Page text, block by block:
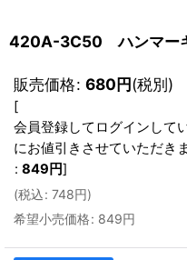
420A-3C50 ハンマー
販売価格: 680円(税別)
[
会員登録してログインして
にお値引きさせていただき
: 849 円]
(税込: 748円)
希望小売価格: 849円